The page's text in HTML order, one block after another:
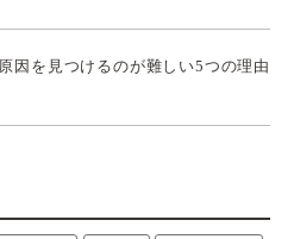
因を見つけるのが難しい5つの理由